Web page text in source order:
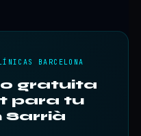
BARCELONA
gratuita
para tu
Sarrià